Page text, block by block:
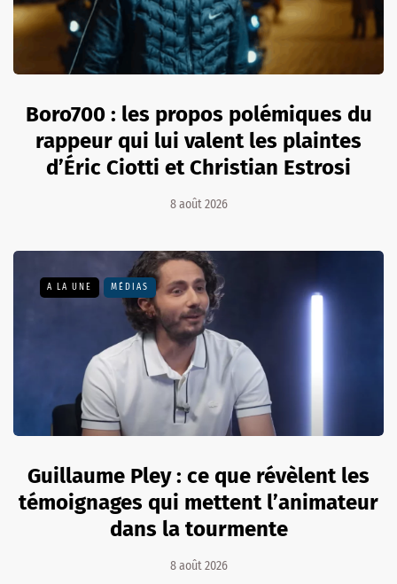
Boro700 : les propos polémiques du
rappeur qui lui valent les plaintes
d’Éric Ciotti et Christian Estrosi
8 août 2026
A LA UNE MÉDIAS
Guillaume Pley : ce que révèlent les
témoignages qui mettent l’animateur
dans la tourmente
8 août 2026